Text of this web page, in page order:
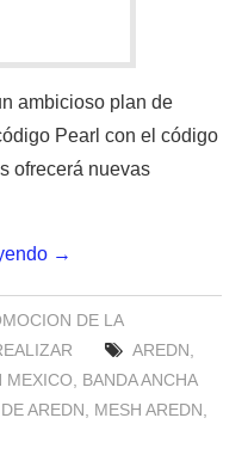
ambicioso plan de
Pearl con el código
ofrecerá nuevas
→
DE LA
AREDN,
MEXICO, BANDA ANCHA
AREDN, MESH AREDN,